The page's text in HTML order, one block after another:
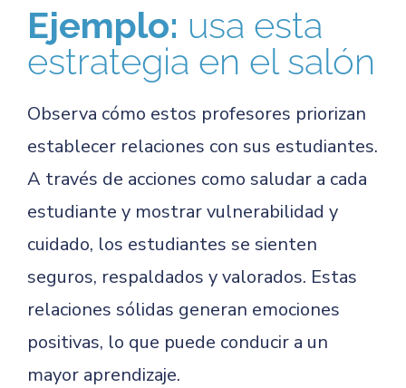
Ejemplo: usa esta
estrategia en el salón
Observa cómo estos profesores priorizan
establecer relaciones con sus estudiantes.
A través de acciones como saludar a cada
estudiante y mostrar vulnerabilidad y
cuidado, los estudiantes se sienten
seguros, respaldados y valorados. Estas
relaciones sólidas generan emociones
positivas, lo que puede conducir a un
mayor aprendizaje.